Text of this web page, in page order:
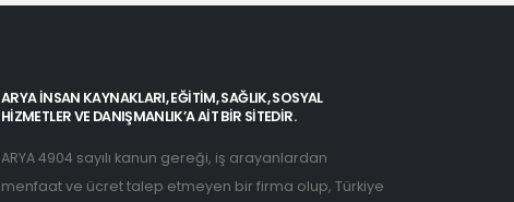
ARYA İNSAN KAYNAKLARI, EĞITIM, SAĞLIK, SOSYAL
HIZMETLER VE DANIŞMANLIK’A AIT BIR SITEDIR.
ARYA 4904 sayılı kanun gereği, iş arayanlardan
menfaat ve ücret talep etmeyen bir firma olup, Türkiye